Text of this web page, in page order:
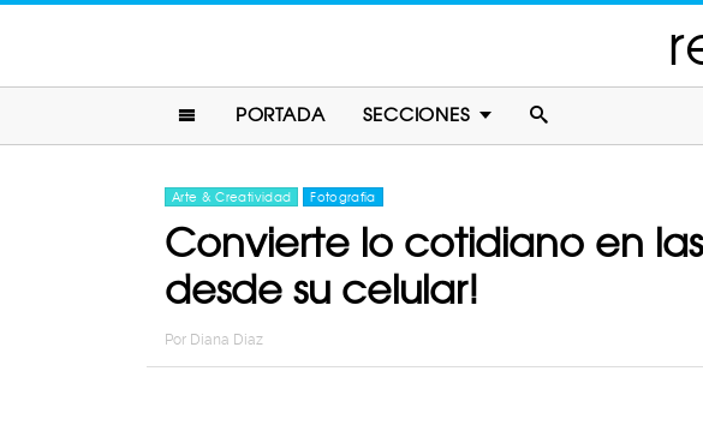
PORTADA SECCIONES
Arte & Creatividad Fotografia
Convierte lo cotidiano en
desde su celular!
Por Diana Diaz